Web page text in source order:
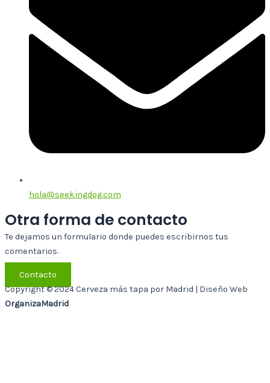
hola@seekingdog.com
Otra forma de contacto
Te dejamos un formulario donde puedes escribirnos tus
comentarios.
Contacto
Copyright © 2024 Cerveza más tapa por Madrid | Diseño Web
OrganizaMadrid